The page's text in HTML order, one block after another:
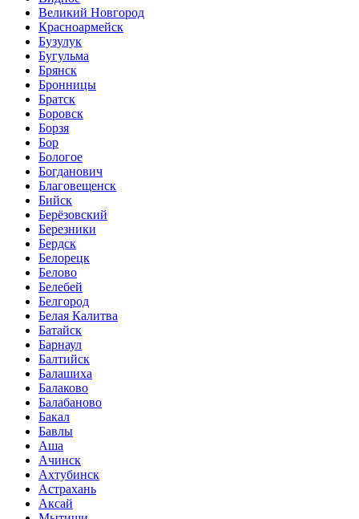
Великий Новгород
Красноармейск
Бузулук
Бугульма
Брянск
Бронницы
Братск
Боровск
Борзя
Бор
Бологое
Богданович
Благовещенск
Бийск
Берёзовский
Березники
Бердск
Белорецк
Белово
Белебей
Белгород
Белая Калитва
Батайск
Барнаул
Балтийск
Балашиха
Балаково
Балабаново
Бакал
Бавлы
Аша
Ачинск
Ахтубинск
Астрахань
Аксай